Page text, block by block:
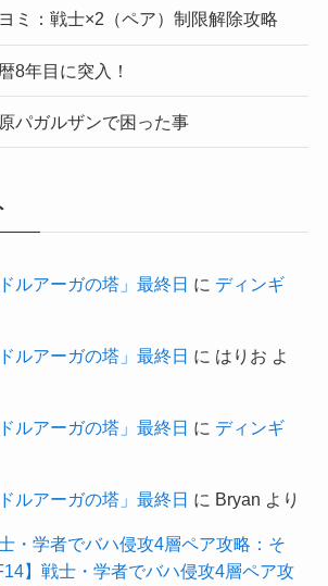
ミ：戦士×2（ペア）制限解除攻略
8年目に突入！
パガルザンで困った事
ルアーガの塔」最終日 に ディンギ
ルアーガの塔」最終日 に はりお よ
ルアーガの塔」最終日 に ディンギ
ルアーガの塔」最終日 に Bryan より
・学者でバハ侵攻4層ペア攻略：そ
】戦士・学者でバハ侵攻4層ペア攻